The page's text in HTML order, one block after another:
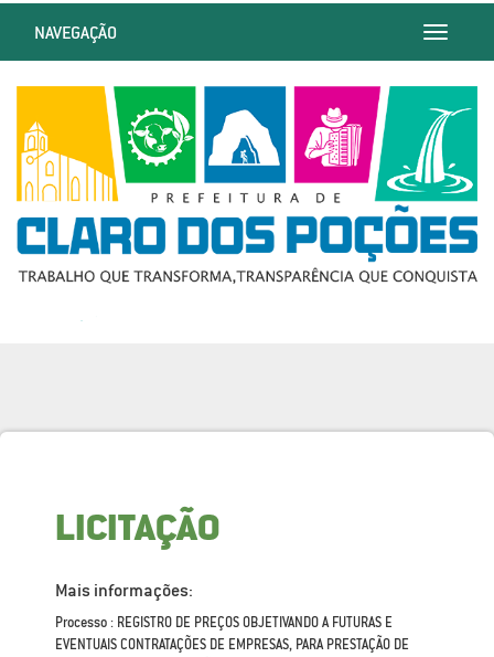
Toggle
NAVEGAÇÃO
LICITAÇÃO
Mais informações:
Processo : REGISTRO DE PREÇOS OBJETIVANDO A FUTURAS E
EVENTUAIS CONTRATAÇÕES DE EMPRESAS, PARA PRESTAÇÃO DE